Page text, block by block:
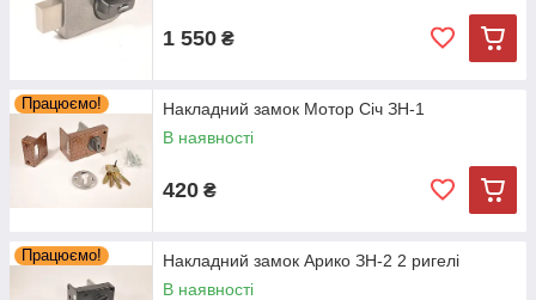
1 550 ₴
Працюємо!
Накладний замок Мотор Січ ЗН-1
В наявності
420 ₴
Працюємо!
Накладний замок Арико ЗН-2 2 ригелі
В наявності